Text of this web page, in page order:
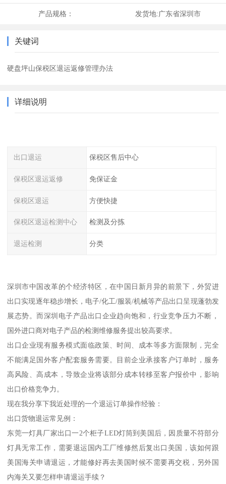
产品规格： 发货地:广东省深圳市
关键词
硬盘坪山保税区退运返修管理办法
详细说明
出口退运 保税区售后中心
保税区退运返修 免保证金
保税区退运 方便快捷
保税区退运检测中心 检测及分拣
退运检测 分类
深圳市中国改革的个经济特区，在中国日新月异的前景下，外贸进
出口实现逐年稳步增长，电子/化工/服装/机械等产品出口呈现蓬勃发
展态势。而深圳电子产品出口企业趋向饱和，行业竞争压力不断，
国外进口商对电子产品的检测维修服务提出较高要求。
出口企业现有服务模式面临政策、时间、成本等多方面限制，完全
不能满足国外客户配套服务需要。目前企业承接客户订单时，服务
高风险、高成本，导致企业将该部分成本转移至客户报价中，影响
出口价格竞争力。
现在我分享下我近处理的一个退运订单操作经验：
出口货物退运常见例：
东莞一灯具厂家出口一2个柜子LED灯筒到美国后，因质量不符部分
灯具无常工作，需要退运国内工厂维修然后复出口美国，该如何跟
美国海关申请退运，才能修好再去美国时候不需要再交税，另外国
内海关又要怎样申请退运手续？